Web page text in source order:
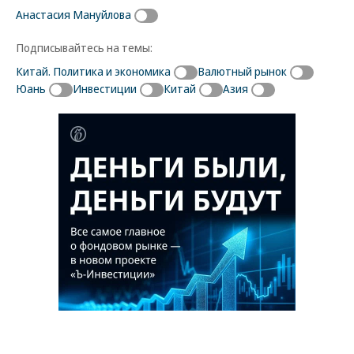
Анастасия Мануйлова
Подписывайтесь на темы:
Китай. Политика и экономика
Валютный рынок
Юань
Инвестиции Китай Азия